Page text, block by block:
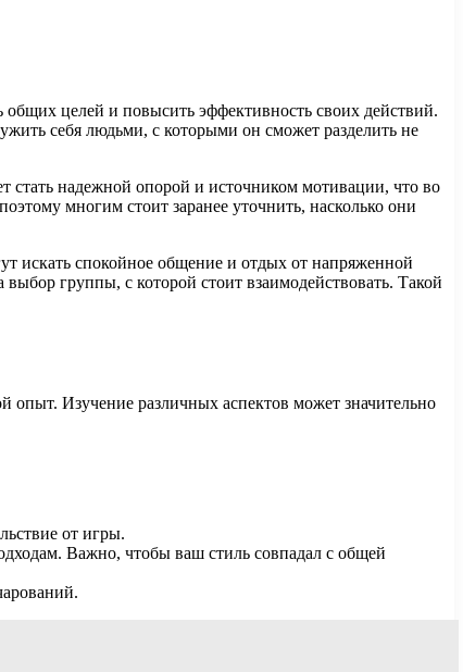
общих целей и повысить эффективность своих действий.
себя людьми, с которыми он сможет разделить не
стать надежной опорой и источником мотивации, что во
многим стоит заранее уточнить, насколько они
искать спокойное общение и отдых от напряженной
группы, с которой стоит взаимодействовать. Такой
опыт. Изучение различных аспектов может значительно
от игры.
Важно, чтобы ваш стиль совпадал с общей